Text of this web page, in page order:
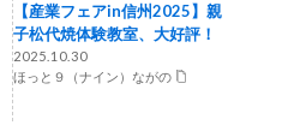
【産業フェアin信州2025】親
子松代焼体験教室、大好評！
2025.10.30
ほっと９（ナイン）ながの